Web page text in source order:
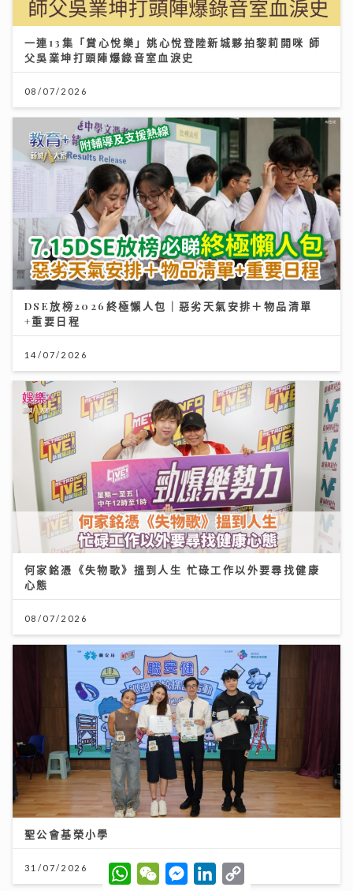
一連13集「賞心悅樂」姚心悅登陸新城夥拍黎莉開咪 師
父吳業坤打頭陣爆錄音室血淚史
08/07/2026
DSE放榜2026終極懶人包｜惡劣天氣安排＋物品清單
+重要日程
14/07/2026
何家銘憑《失物歌》搵到人生 忙碌工作以外要尋找健康
心態
08/07/2026
聖公會基榮小學
31/07/2026
W
h
W
e
M
e
L
o